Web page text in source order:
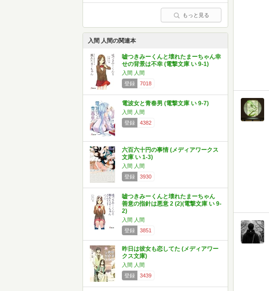
もっと見る
入間 人間の関連本
嘘つきみーくんと壊れたまーちゃん幸
せの背景は不幸 (電撃文庫 い 9-1)
入間 人間
登録
7018
電波女と青春男 (電撃文庫 い 9-7)
入間 人間
登録
4382
六百六十円の事情 (メディアワークス
文庫 い 1-3)
入間 人間
登録
3930
嘘つきみーくんと壊れたまーちゃん
善意の指針は悪意 2 (2)(電撃文庫 い 9-
2)
入間 人間
登録
3851
昨日は彼女も恋してた (メディアワー
クス文庫)
入間 人間
登録
3439